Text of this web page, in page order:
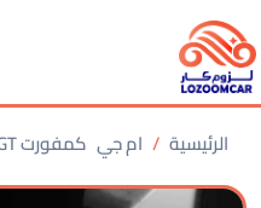
الرئيسية ام جي GT كمفورت